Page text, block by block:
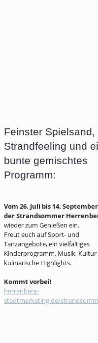
Feinster Spielsand,
Strandfeeling und
bunte gemischtes
Programm:
Vom 26. Juli bis 14.
der Strandsommer
wieder zum Genießen ein.
Freut euch auf Sport- und
Tanzangebote, ein vielfältiges
Kinderprogramm, Musik, Kultur
kulinarische Highlights.
Kommt vorbei!
herrenberg-
stadtmarketing.de/